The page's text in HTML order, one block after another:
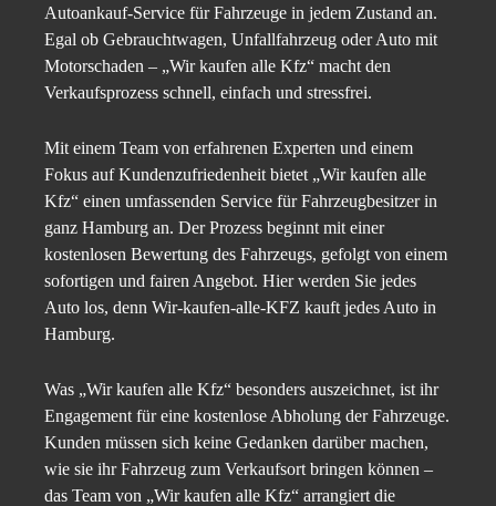
Autoankauf-Service für Fahrzeuge in jedem Zustand an.
Egal ob Gebrauchtwagen, Unfallfahrzeug oder Auto mit
Motorschaden – „Wir kaufen alle Kfz“ macht den
Verkaufsprozess schnell, einfach und stressfrei.
Mit einem Team von erfahrenen Experten und einem
Fokus auf Kundenzufriedenheit bietet „Wir kaufen alle
Kfz“ einen umfassenden Service für Fahrzeugbesitzer in
ganz Hamburg an. Der Prozess beginnt mit einer
kostenlosen Bewertung des Fahrzeugs, gefolgt von einem
sofortigen und fairen Angebot. Hier werden Sie jedes
Auto los, denn Wir-kaufen-alle-KFZ kauft jedes Auto in
Hamburg.
Was „Wir kaufen alle Kfz“ besonders auszeichnet, ist ihr
Engagement für eine kostenlose Abholung der Fahrzeuge.
Kunden müssen sich keine Gedanken darüber machen,
wie sie ihr Fahrzeug zum Verkaufsort bringen können –
das Team von „Wir kaufen alle Kfz“ arrangiert die